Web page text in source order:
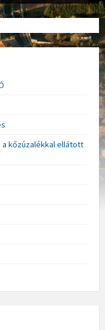
kőzúzalékkal ellátott